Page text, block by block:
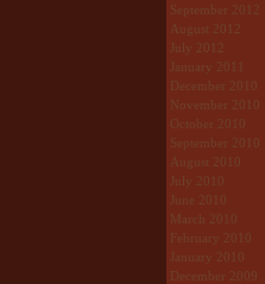
September 2012
August 2012
July 2012
January 2011
December 2010
November 2010
October 2010
September 2010
August 2010
July 2010
June 2010
March 2010
February 2010
January 2010
December 2009